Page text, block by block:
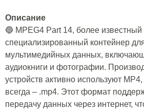
Описание
🔵 MPEG4 Part 14, более известный
специализированный контейнер
мультимедийных данных,
аудиокниги и фотографии.
устройств активно используют
всегда – .mp4. Этот формат
передачу данных через интернет,